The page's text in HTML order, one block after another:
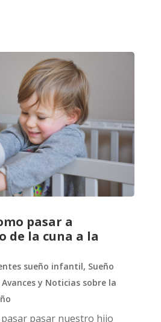
pasar a
de la cuna a la
sueño infantil, Sueño
y Noticias sobre la
pasar nuestro hijo